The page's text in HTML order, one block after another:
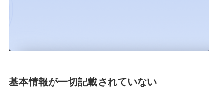
基本情報が一切記載されていない